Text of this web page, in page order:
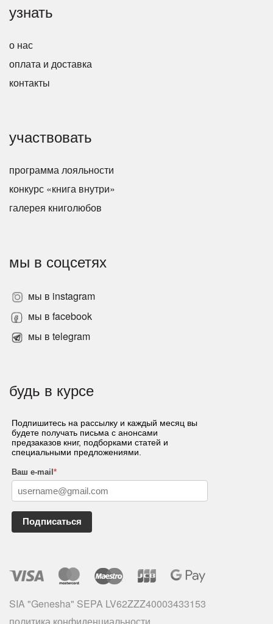
узнать
о нас
оплата и доставка
контакты
участвовать
программа лояльности
конкурс «книга внутри»
галерея книголюбов
мы в соцсетях
мы в instagram
мы в facebook
мы в telegram
будь в курсе
Подпишитесь на рассылку и каждый месяц вы
будете получать письма с анонсами
предзаказов книг, подборками статей и
специальными предложениями.
Ваш e-mail *
Подписаться
SIA "Genesha" SEPA LV62ZZZ40003433153